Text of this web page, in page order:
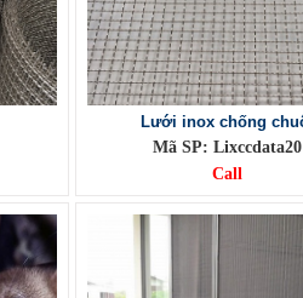
Lưới inox chống
Mã SP: Lixccdata20
Call